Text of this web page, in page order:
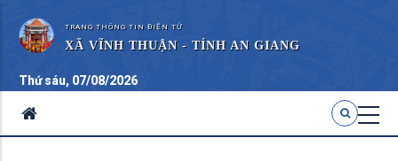
TRANG THÔNG TIN ĐIỆN TỬ
XÃ VĨNH THUẬN - TỈNH AN GIANG
Thứ sáu, 07/08/2026